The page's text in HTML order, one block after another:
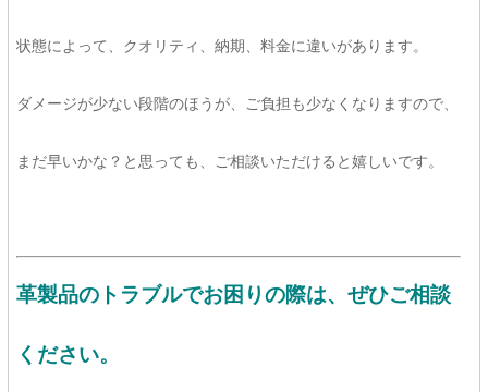
状態によって、クオリティ、納期、料金に違いがあります。
ダメージが少ない段階のほうが、ご負担も少なくなりますので、
まだ早いかな？と思っても、ご相談いただけると嬉しいです。
革製品のトラブルでお困りの際は、ぜひご相談
ください。